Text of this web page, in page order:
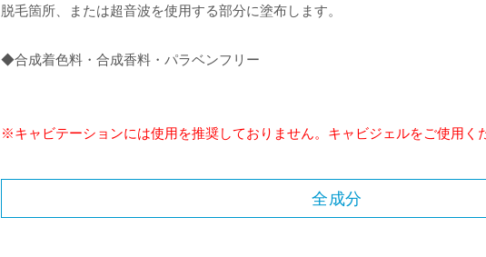
脱毛箇所、または超音波を使用する部分に塗布します。
◆合成着色料・合成香料・パラベンフリー
※キャビテーションには使用を推奨しておりません。キャビジェルをご使用く
全成分